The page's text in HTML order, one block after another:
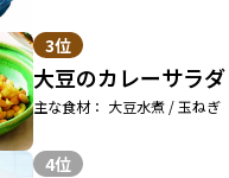
3位
大豆のカレーサラダ
主な食材： 大豆水煮 / 玉ねぎ
4位